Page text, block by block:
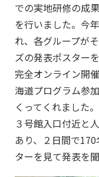
での実地研修の成
を行いました。今
れ、各グループが
ズの発表ポスター
完全オンライン開
海道プログラム参
くってくれました
３号館入口付近と
あり、２日間で
ターを見て発表を